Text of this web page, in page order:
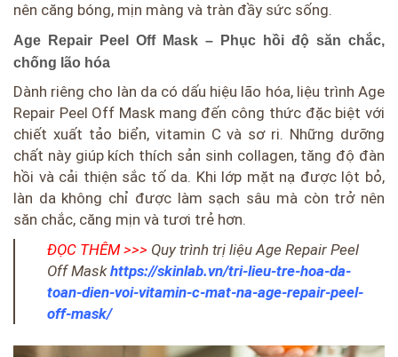
nên căng bóng, mịn màng và tràn đầy sức sống.
Age Repair Peel Off Mask – Phục hồi độ săn chắc,
chống lão hóa
Dành riêng cho làn da có dấu hiệu lão hóa, liệu trình Age
Repair Peel Off Mask mang đến công thức đặc biệt với
chiết xuất tảo biển, vitamin C và sơ ri. Những dưỡng
chất này giúp kích thích sản sinh collagen, tăng độ đàn
hồi và cải thiện sắc tố da. Khi lớp mặt nạ được lột bỏ,
làn da không chỉ được làm sạch sâu mà còn trở nên
săn chắc, căng mịn và tươi trẻ hơn.
ĐỌC THÊM >>> Quy trình trị liệu Age Repair Peel
Off Maskhttps://skinlab.vn/tri-lieu-tre-hoa-da-
toan-dien-voi-vitamin-c-mat-na-age-repair-peel-
off-mask/